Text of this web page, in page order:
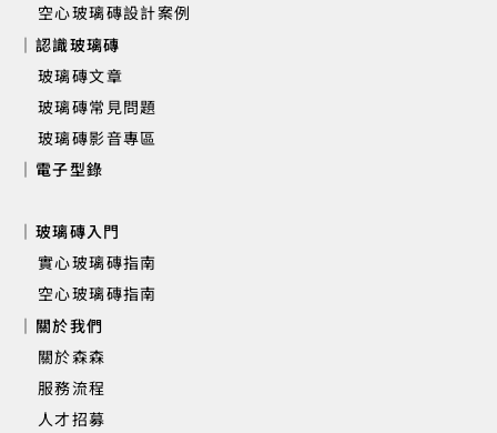
空心玻璃磚設計案例
｜認識玻璃磚
玻璃磚文章
玻璃磚常見問題
玻璃磚影音專區
｜電子型錄
｜玻璃磚入門
實心玻璃磚指南
空心玻璃磚指南
｜關於我們
關於森森
服務流程
人才招募